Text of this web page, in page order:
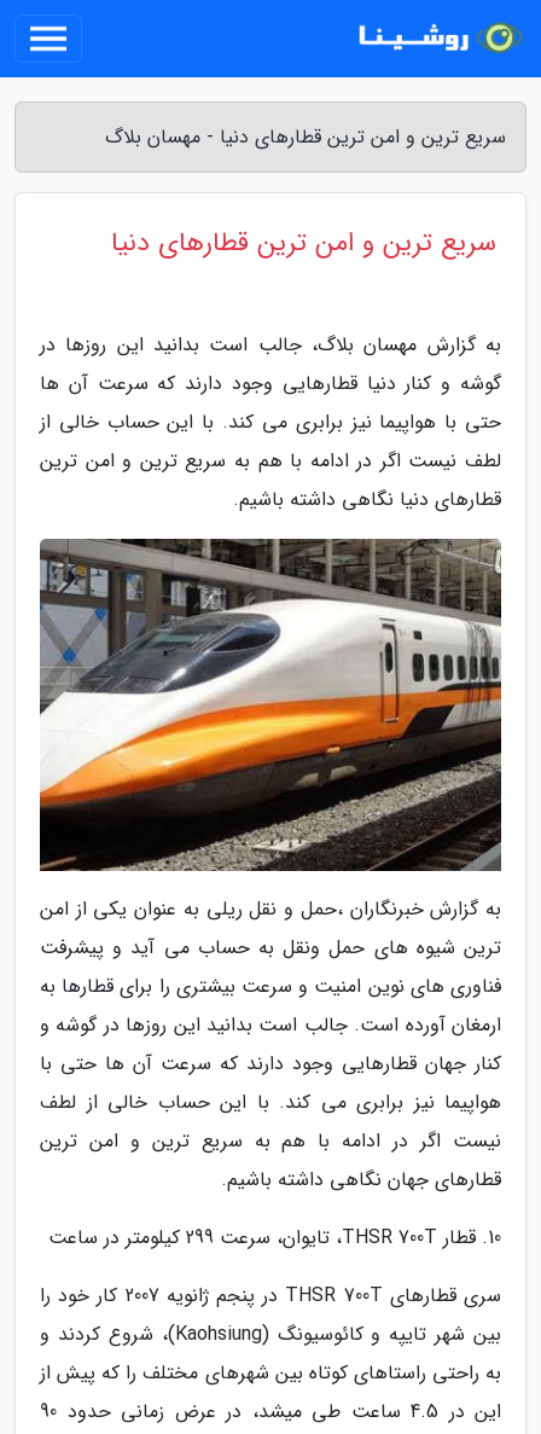
سریع ترین و امن ترین قطارهای دنیا - مهسان بلاگ
سریع ترین و امن ترین قطارهای دنیا
به گزارش مهسان بلاگ، جالب است بدانید این روزها در
گوشه و کنار دنیا قطارهایی وجود دارند که سرعت آن ها
حتی با هواپیما نیز برابری می کند. با این حساب خالی از
لطف نیست اگر در ادامه با هم به سریع ترین و امن ترین
قطارهای دنیا نگاهی داشته باشیم.
به گزارش خبرنگاران ،حمل و نقل ریلی به عنوان یکی از امن
ترین شیوه های حمل ونقل به حساب می آید و پیشرفت
فناوری های نوین امنیت و سرعت بیشتری را برای قطارها به
ارمغان آورده است. جالب است بدانید این روزها در گوشه و
کنار جهان قطارهایی وجود دارند که سرعت آن ها حتی با
هواپیما نیز برابری می کند. با این حساب خالی از لطف
نیست اگر در ادامه با هم به سریع ترین و امن ترین
قطارهای جهان نگاهی داشته باشیم.
10. قطار THSR 700T، تایوان، سرعت 299 کیلومتر در ساعت
سری قطارهای THSR 700T در پنجم ژانویه 2007 کار خود را
بین شهر تایپه و کائوسیونگ (Kaohsiung)، شروع کردند و
به راحتی راستاهای کوتاه بین شهرهای مختلف را که پیش از
این در 4.5 ساعت طی میشد، در عرض زمانی حدود 90